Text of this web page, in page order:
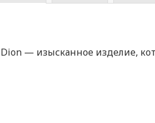
— изысканное изделие,